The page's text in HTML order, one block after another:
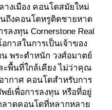
งเมือง คอนโดสมัยใหม่
ถึงคอนโดหรูติดชายหาด
ลงทุน Cornerstone Real
กาสในการเป็นเจ้าของ
พระตำหนัก วงศ์อมาตย์
ะพื้นที่ใกล้เคียง ไม่ว่าคุณ
ากาศ คอนโดสำหรับการ
ย์เพื่อการลงทุน หรือที่อยู่
ลาดคอนโดที่หลากหลาย